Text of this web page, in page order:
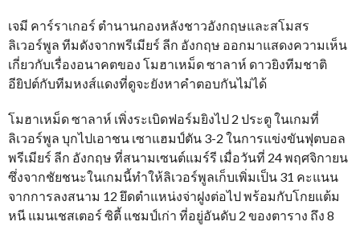
เจมี คาร์ราเกอร์ ตำนานกองหลังชาวอังกฤษและสโมสร
ลิเวอร์พูล ทีมดังจากพรีเมียร์ ลีก อังกฤษ ออกมาแสดงความเห็น
เกี่ยวกับเรื่องอนาคตของ โมฮาเหม็ด ซาลาห์ ดาวยิงทีมชาติ
อียิปต์กับทีมหงส์แดงที่ดูจะยังหาคำตอบกันไม่ได้
โมฮาเหม็ด ซาลาห์ เพิ่งระเบิดฟอร์มยิงไป 2 ประตู ในเกมที่
ลิเวอร์พูล บุกไปเอาชน เซาแฮมป์ตัน 3-2 ในการแข่งขันฟุตบอล
พรีเมียร์ ลีก อังกฤษ ที่สนามเซนต์แมร์รี เมื่อวันที่ 24 พฤศจิกายน
ซึ่งจากชัยชนะในเกมนี้ทำให้ลิเวอร์พูลเก็บเพิ่มเป็น 31 คะแนน
จากการลงสนาม 12 ยึดตำแหน่งจ่าฝูงต่อไป พร้อมกับโกยแต้ม
หนี แมนเชสเตอร์ ซิตี้ แชมป์เก่า ที่อยู่อันดับ 2 ของตาราง ถึง 8